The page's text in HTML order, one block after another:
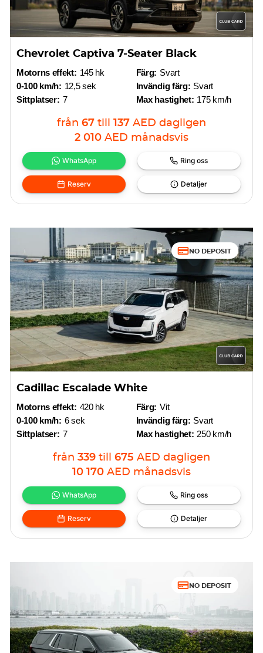
Chevrolet Captiva 7-Seater Black
Motorns effekt: 145 hk
0-100 km/h: 12,5 sek
Sittplatser: 7
Färg: Svart
Invändig färg: Svart
Max hastighet: 175 km/h
från 67 till 137 AED dagligen
2 010 AED månadsvis
WhatsApp Ring oss
Reserv Detaljer
NO DEPOSIT
Cadillac Escalade White
Motorns effekt: 420 hk
0-100 km/h: 6 sek
Sittplatser: 7
Färg: Vit
Invändig färg: Svart
Max hastighet: 250 km/h
från 339 till 675 AED dagligen
10 170 AED månadsvis
WhatsApp Ring oss
Reserv Detaljer
NO DEPOSIT